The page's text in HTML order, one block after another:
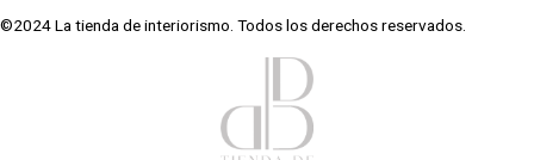
©2024 La tienda de interiorismo. Todos los derechos reservados.